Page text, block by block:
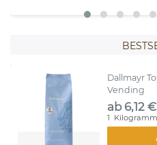
Dallmayr
Vending
ab 6,12
1 Kilogramm